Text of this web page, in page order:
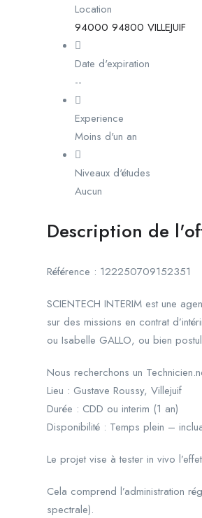
Location
94000 94800 VILLEJUIF
Date d'expiration
--
Experience
Moins d'un an
Niveaux d'études
Aucun
Description de
Référence : 122250709152351
SCIENTECH INTERIM est une
sur des missions en contrat
ou Isabelle GALLO, ou bien
Nous recherchons un
Lieu : Gustave Roussy, Villejuif
Durée : CDD ou interim (1 an)
Disponibilité : Temps plein –
Le projet vise à tester in vivo
Cela comprend l’administration
spectrale).